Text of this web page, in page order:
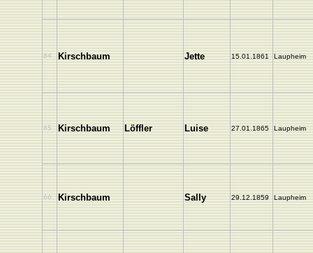
64 Kirschbaum Jette 15.01.1861 Laupheim
65 Kirschbaum Löffler Luise 27.01.1865 Laupheim
66 Kirschbaum Sally 29.12.1859 Laupheim